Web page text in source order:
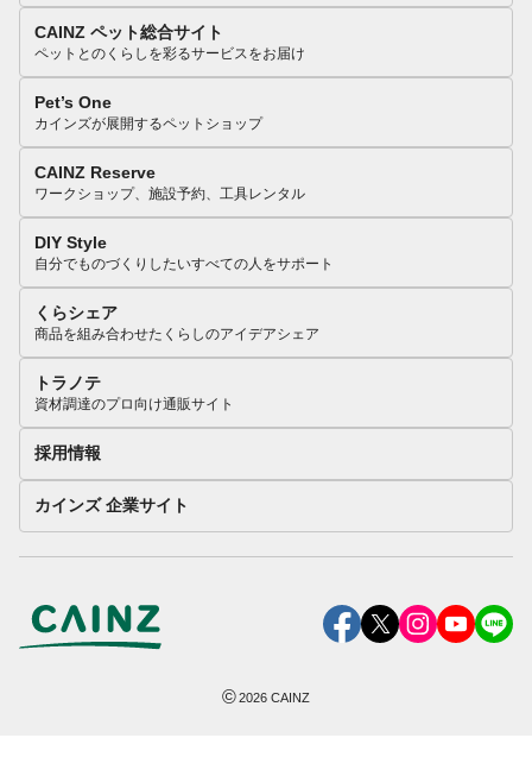
CAINZ ペット総合サイト
ペットとのくらしを彩るサービスをお届け
Pet’s One
カインズが展開するペットショップ
CAINZ Reserve
ワークショップ、施設予約、工具レンタル
DIY Style
自分でものづくりしたいすべての人をサポート
くらシェア
商品を組み合わせたくらしのアイデアシェア
トラノテ
資材調達のプロ向け通販サイト
採用情報
カインズ 企業サイト
©2026 CAINZ